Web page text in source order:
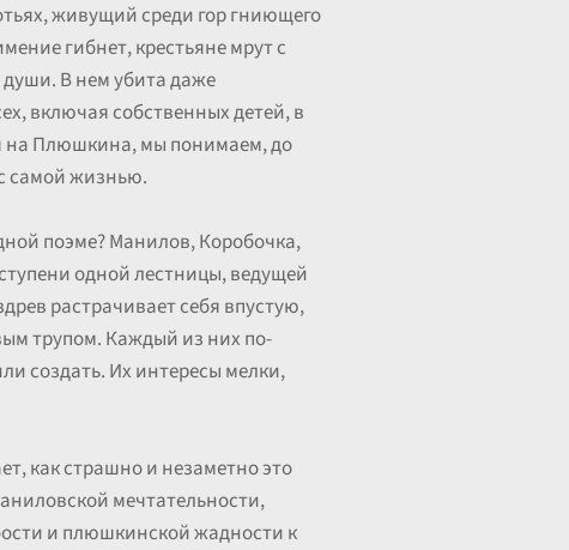
живущий среди гор гниющего
гибнет, крестьяне мрут с
В нем убита даже
включая собственных детей, в
на Плюшкина, мы понимаем, до
самой жизнью.
поэме? Манилов, Коробочка,
одной лестницы, ведущей
растрачивает себя впустую,
трупом. Каждый из них по-
создать. Их интересы мелки,
как страшно и незаметно это
мечтательности,
и плюшкинской жадности к